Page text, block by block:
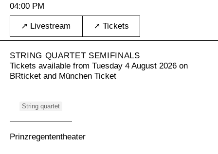
04:00 PM
↗ Livestream ↗ Tickets
STRING QUARTET SEMIFINALS
Tickets available from Tuesday 4 August 2026 on
BRticket and München Ticket
String quartet
Prinzregententheater